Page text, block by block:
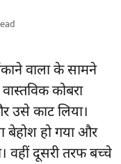
वाला के सामने
कोबरा
उसे काट लिया।
बेहोश हो गया और
वहीं दूसरी तरफ बच्चे